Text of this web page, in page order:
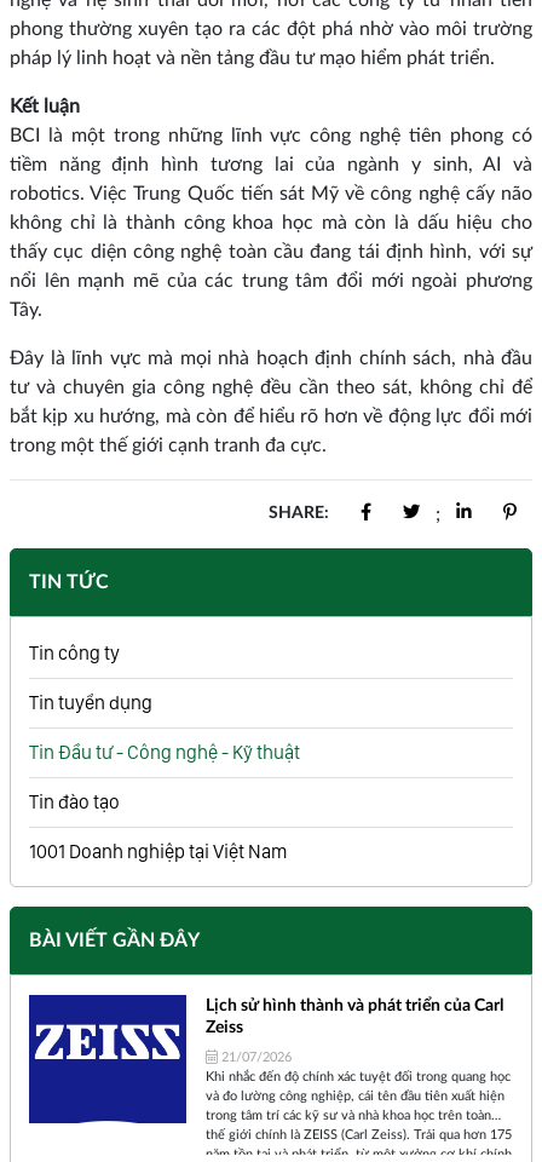
TIN TỨC
Tin công ty
Tin tuyển dụng
Tin Đầu tư - Công nghệ - Kỹ thuật
Tin đào tạo
1001 Doanh nghiệp tại Việt Nam
BÀI VIẾT GẦN ĐÂY
Lịch sử hình thành và phát triển của Carl
Zeiss
21/07/2026
Khi nhắc đến độ chính xác tuyệt đối trong quang học
và đo lường công nghiệp, cái tên đầu tiên xuất hiện
trong tâm trí các kỹ sư và nhà khoa học trên toàn
thế giới chính là ZEISS (Carl Zeiss). Trải qua hơn 175
năm tồn tại và phát triển, từ một xưởng cơ khí chính
phong thường xuyên tạo ra các đột phá nhờ vào môi trường
pháp lý linh hoạt và nền tảng đầu tư mạo hiểm phát triển.
Kết luận
BCI là một trong những lĩnh vực công nghệ tiên phong có
tiềm năng định hình tương lai của ngành y sinh, AI và
robotics. Việc Trung Quốc tiến sát Mỹ về công nghệ cấy não
không chỉ là thành công khoa học mà còn là dấu hiệu cho
thấy cục diện công nghệ toàn cầu đang tái định hình, với sự
nổi lên mạnh mẽ của các trung tâm đổi mới ngoài phương
Tây.
Đây là lĩnh vực mà mọi nhà hoạch định chính sách, nhà đầu
tư và chuyên gia công nghệ đều cần theo sát, không chỉ để
bắt kịp xu hướng, mà còn để hiểu rõ hơn về động lực đổi mới
trong một thế giới cạnh tranh đa cực.
SHARE: ;